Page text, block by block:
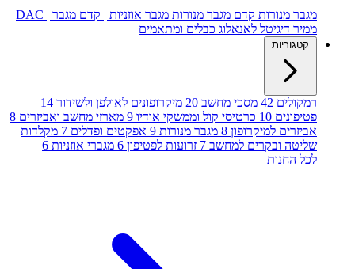
מגבר מנורות קדם מגבר מנורות מגבר אוזניות | קדם מגבר | DAC
ממיר דיגיטל לאנאלוג כבלים ומתאמים
קטגוריות
רמקולים 42 מסכי מחשב 20 מיקרופונים לאולפן ולשידור 14
פטיפונים 10 כרטיסי קול וממשקי אודיו 9 מארזי מחשב ואביזרים 8
אביזרים למיקרופון 8 מגבר מנורות 9 אפקטים ופדלים 7 מקלדות
שליטה ובקרים למחשב 7 זרועות לפטיפון 6 מגברי אוזניות 6
לכל החנות